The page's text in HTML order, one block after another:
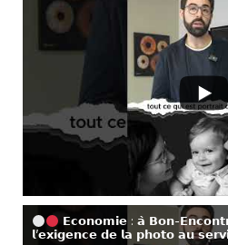
𝗘𝗰𝗼𝗻𝗼𝗺𝗶𝗲 : 𝗮̀ 𝗕𝗼𝗻-
𝗹’𝗲𝘅𝗶𝗴𝗲𝗻𝗰𝗲 𝗱𝗲 𝗹𝗮 𝗽𝗵𝗼𝘁𝗼 𝗮𝘂